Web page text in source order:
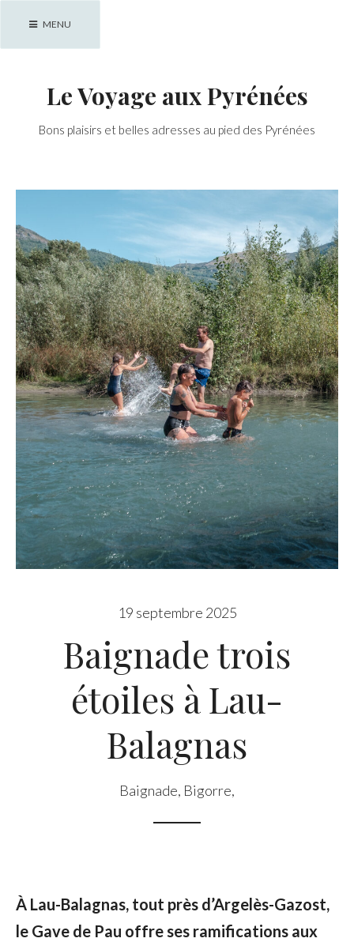
MENU
Le Voyage aux Pyrénées
Bons plaisirs et belles adresses au pied des Pyrénées
19 septembre 2025
Baignade trois
étoiles à Lau-
Balagnas
Baignade, Bigorre,
À Lau-Balagnas, tout près d’Argelès-Gazost,
le Gave de Pau offre ses ramifications aux